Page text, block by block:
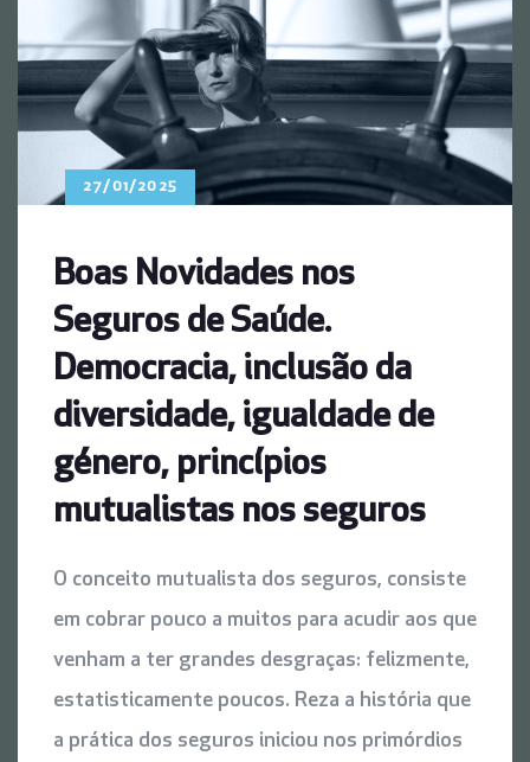
27/01/2025
Boas Novidades nos
Seguros de Saúde.
Democracia, inclusão da
diversidade, igualdade de
género, princípios
mutualistas nos seguros
O conceito mutualista dos seguros, consiste
em cobrar pouco a muitos para acudir aos que
venham a ter grandes desgraças: felizmente,
estatisticamente poucos. Reza a história que
a prática dos seguros iniciou nos primórdios